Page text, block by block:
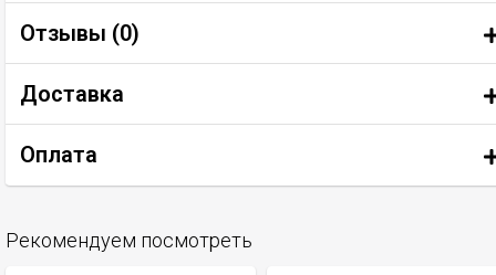
Отзывы (0)
Доставка
Оплата
Рекомендуем посмотреть